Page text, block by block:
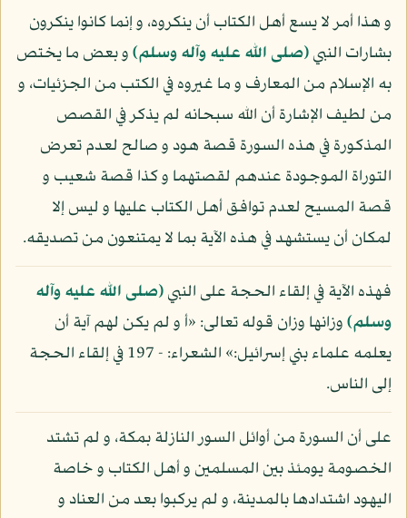
و هذا أمر لا يسع أهل الكتاب أن ينكروه، و إنما كانوا ينكرون
بشارات النبي(صلى الله عليه وآله وسلم)و بعض ما يختص
به الإسلام من المعارف و ما غيروه في الكتب من الجزئيات، و
من لطيف الإشارة أن الله سبحانه لم يذكر في القصص
المذكورة في هذه السورة قصة هود و صالح لعدم تعرض
التوراة الموجودة عندهم لقصتهما و كذا قصة شعيب و
قصة المسيح لعدم توافق أهل الكتاب عليها و ليس إلا
لمكان أن يستشهد في هذه الآية بما لا يمتنعون من تصديقه.
فهذه الآية في إلقاء الحجة على النبي(صلى الله عليه وآله
وسلم)وزانها وزان قوله تعالى: «أ و لم يكن لهم آية أن
يعلمه علماء بني إسرائيل:» الشعراء: - 197 في إلقاء الحجة
إلى الناس.
على أن السورة من أوائل السور النازلة بمكة، و لم تشتد
الخصومة يومئذ بين المسلمين و أهل الكتاب و خاصة
اليهود اشتدادها بالمدينة، و لم يركبوا بعد من العناد و